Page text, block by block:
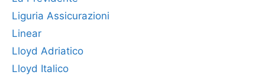
Liguria Assicurazioni
Linear
Lloyd Adriatico
Lloyd Italico